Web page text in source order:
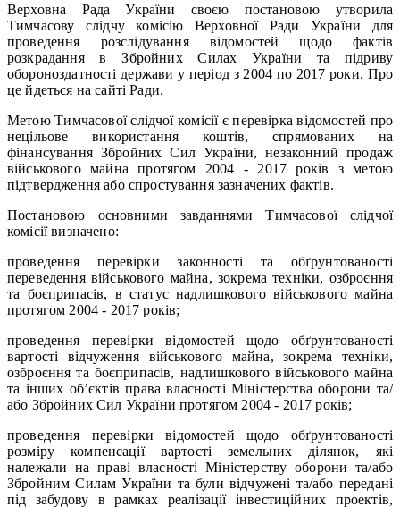
Верховна Рада України своєю постановою утворила
Тимчасову слідчу комісію Верховної Ради України для
проведення розслідування відомостей щодо фактів
розкрадання в Збройних Силах України та підриву
обороноздатності держави у період з 2004 по 2017 роки. Про
це йдеться на сайті Ради.
Метою Тимчасової слідчої комісії є перевірка відомостей про
нецільове використання коштів, спрямованих на
фінансування Збройних Сил України, незаконний продаж
військового майна протягом 2004 - 2017 років з метою
підтвердження або спростування зазначених фактів.
Постановою основними завданнями Тимчасової слідчої
комісії визначено:
проведення перевірки законності та обґрунтованості
переведення військового майна, зокрема техніки, озброєння
та боєприпасів, в статус надлишкового військового майна
протягом 2004 - 2017 років;
проведення перевірки відомостей щодо обґрунтованості
вартості відчуження військового майна, зокрема техніки,
озброєння та боєприпасів, надлишкового військового майна
та інших об’єктів права власності Міністерства оборони та/
або Збройних Сил України протягом 2004 - 2017 років;
проведення перевірки відомостей щодо обґрунтованості
розміру компенсації вартості земельних ділянок, які
належали на праві власності Міністерству оборони та/або
Збройним Силам України та були відчужені та/або передані
під забудову в рамках реалізації інвестиційних проектів,